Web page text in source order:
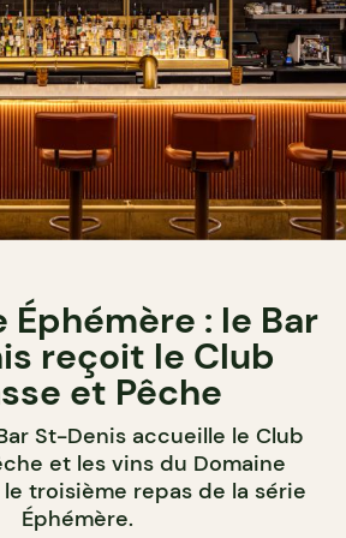
Éphémère : le Bar
reçoit le Club
et Pêche
St-Denis accueille le Club
et les vins du Domaine
troisième repas de la série
Éphémère.